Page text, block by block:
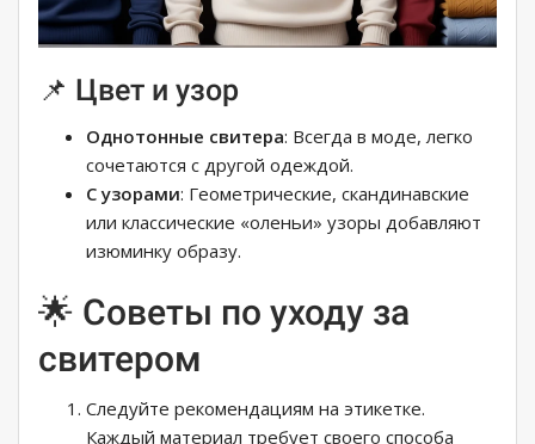
📌 Цвет и узор
Однотонные свитера: Всегда в моде, легко
сочетаются с другой одеждой.
С узорами: Геометрические, скандинавские
или классические «оленьи» узоры добавляют
изюминку образу.
🌟 Советы по уходу за
свитером
Следуйте рекомендациям на этикетке.
Каждый материал требует своего способа